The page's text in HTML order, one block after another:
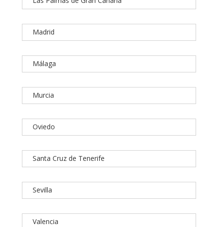
Madrid
Málaga
Murcia
Oviedo
Santa Cruz de Tenerife
Sevilla
Valencia